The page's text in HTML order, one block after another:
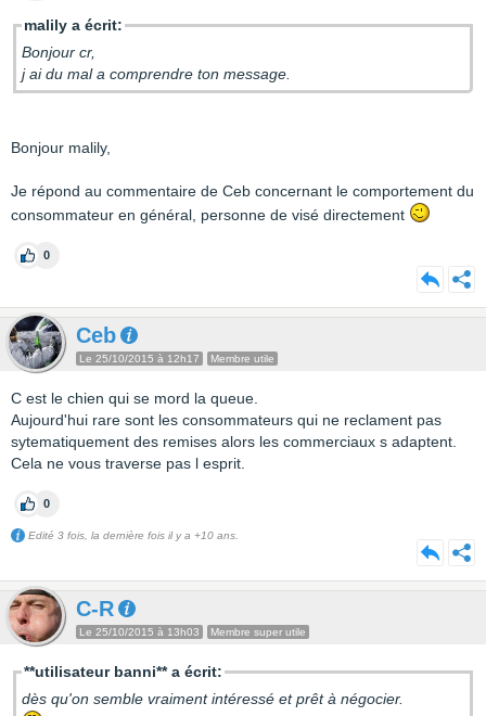
malily a écrit:
Bonjour cr,
j ai du mal a comprendre ton message.
Bonjour malily,
Je répond au commentaire de Ceb concernant le comportement du
consommateur en général, personne de visé directement
0
Ceb
Le 25/10/2015 à 12h17 Membre utile
C est le chien qui se mord la queue.
Aujourd'hui rare sont les consommateurs qui ne reclament pas
sytematiquement des remises alors les commerciaux s adaptent.
Cela ne vous traverse pas l esprit.
0
Edité 3 fois, la dernière fois il y a +10 ans.
C-R
Le 25/10/2015 à 13h03 Membre super utile
**utilisateur banni** a écrit:
dès qu'on semble vraiment intéressé et prêt à négocier.